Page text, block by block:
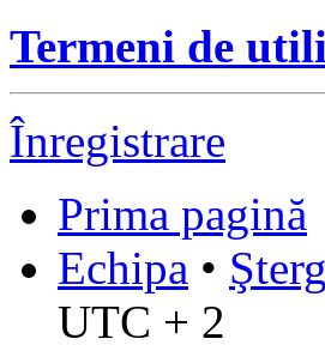
Termeni de
Înregistrare
Prima pagină
Echipa •
UTC + 2